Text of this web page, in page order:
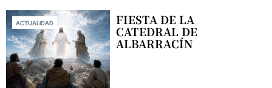
ACTUALIDAD FIESTA DE LA
CATEDRAL DE
ALBARRACÍN